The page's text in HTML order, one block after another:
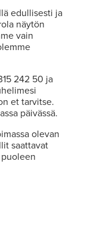
edullisesti ja
näytön
vain
242 50 ja
et tarvitse.
päivässä.
olevan
saattavat